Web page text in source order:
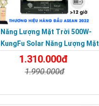
Lượng Mặt Trời 500W-
Solar Năng Lượng Mặt
500W,IP 67 Loại Lớn
1.310.000đ
1.990.000đ